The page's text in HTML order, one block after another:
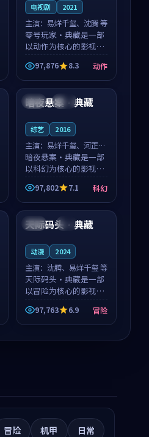
电视剧 2021
主演： 易烊千玺、沈腾 等
零号玩家·典藏是一部
以动作为核心的影视作
品，围绕危机、反转与
人物成长展开，整体节
奏紧凑，值得推荐观
看。
97,876 8.3 动作
泰国 杜比
暗夜悬案·典藏
综艺 2016
主演： 易烊千玺、河正宇
等
暗夜悬案·典藏是一部
以科幻为核心的影视作
品，围绕危机、反转与
人物成长展开，整体节
奏紧凑，值得推荐观
97,802 7.1 科幻
美国 4K
天际码头·典藏
动漫 2024
主演： 沈腾、易烊千玺 等
天际码头·典藏是一部
以冒险为核心的影视作
品，围绕危机、反转与
人物成长展开，整体节
奏紧凑，值得推荐观
97,763 6.9 冒险
冒险 机甲
日常